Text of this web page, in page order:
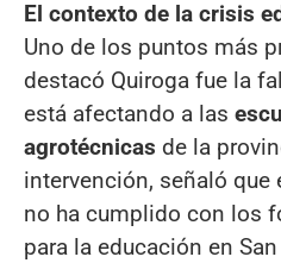
El contexto de la crisis
Uno de los puntos más
destacó Quiroga fue la
está afectando a las
agrotécnicas de la
intervención, señaló
no ha cumplido con los
para la educación en